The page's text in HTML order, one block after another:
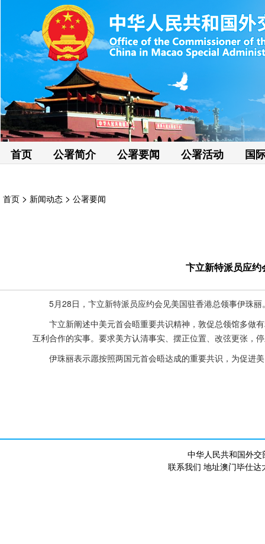
首页 公署简介 公署要闻 公署活动 国
首页 > 新闻动态 > 公署要闻
卞立新特派员应
5月28日，卞立新特派员应约会见美国驻香港总领事伊珠丽
卞立新阐述中美元首会晤重要共识精神，敦促总领馆多做
互利合作的实事。要求美方认清事实、摆正位置、改弦更张，
伊珠丽表示愿按照两国元首会晤达成的重要共识，为促进
中华人民共和国外
联系我们 地址澳门毕仕